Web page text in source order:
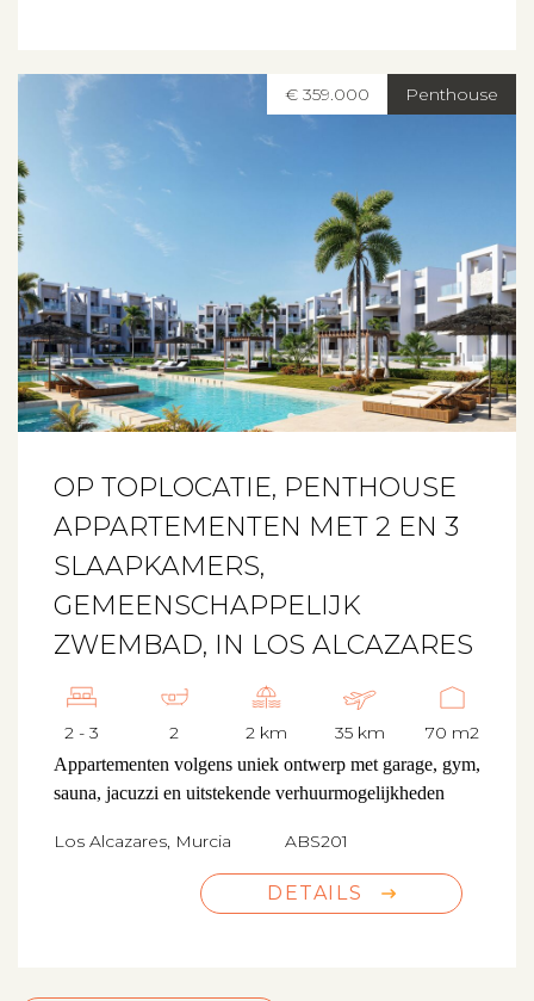
Penthouse
€ 359.000
OP TOPLOCATIE, PENTHOUSE
APPARTEMENTEN MET 2 EN 3
SLAAPKAMERS,
GEMEENSCHAPPELIJK
ZWEMBAD, IN LOS ALCAZARES
2 - 3 2 2 km 35 km 70 m2
Appartementen volgens uniek ontwerp met garage, gym,
sauna, jacuzzi en uitstekende verhuurmogelijkheden
Los Alcazares, Murcia ABS201
DETAILS